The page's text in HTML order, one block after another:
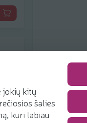
jokių kitų
šalies
kuri labiauPackaging fee